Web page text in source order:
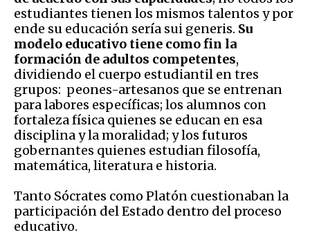
estudiantes tienen los mismos talentos y por
ende su educación sería sui generis. Su
modelo educativo tiene como fin la
formación de adultos competentes,
dividiendo el cuerpo estudiantil en tres
grupos: peones-artesanos que se entrenan
para labores específicas; los alumnos con
fortaleza física quienes se educan en esa
disciplina y la moralidad; y los futuros
gobernantes quienes estudian filosofía,
matemática, literatura e historia.
Tanto Sócrates como Platón cuestionaban la
participación del Estado dentro del proceso
educativo.